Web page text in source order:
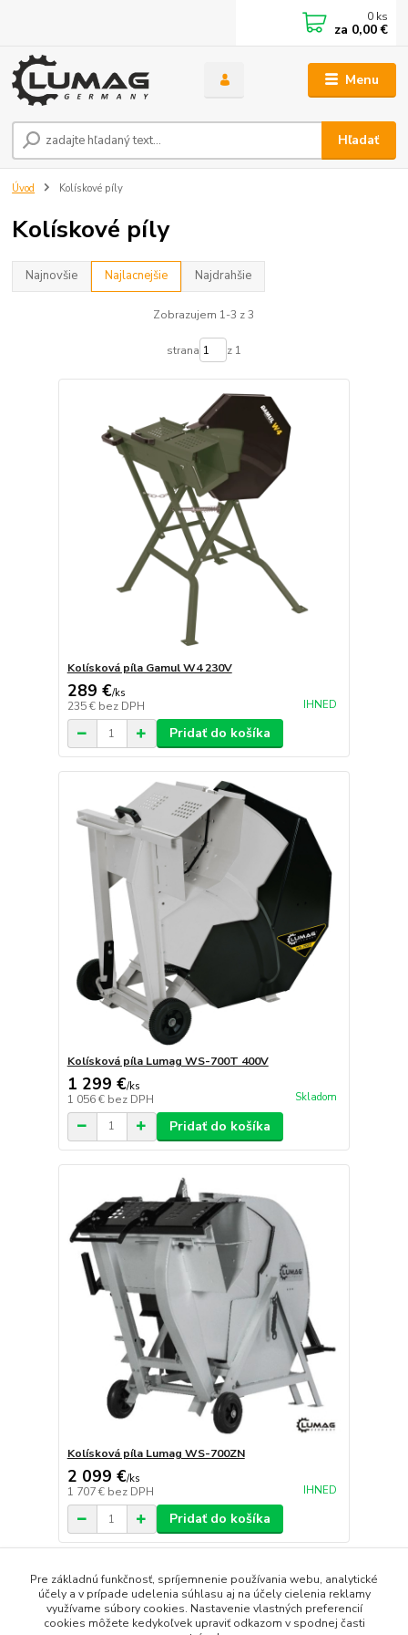
Menu
Hľadať
0 ks
za 0,00 €
Úvod Kolískové píly
Kolískové píly
Najnovšie Najlacnejšie Najdrahšie
Zobrazujem 1-3 z 3
strana z 1
Kolísková píla Gamul W4 230V
289 €/ks
235 € bez DPH IHNED
Pridať do košíka
Kolísková píla Lumag WS-700T 400V
1 299 €/ks
1 056 € bez DPH Skladom
Pridať do košíka
Kolísková píla Lumag WS-700ZN
2 099 €/ks
1 707 € bez DPH IHNED
Pridať do košíka
strana z 1
Pre základnú funkčnosť, spríjemnenie používania webu, analytické
účely a v prípade udelenia súhlasu aj na účely cielenia reklamy
využívame súbory cookies. Nastavenie vlastných preferencií
cookies môžete kedykoľvek upraviť odkazom v spodnej časti